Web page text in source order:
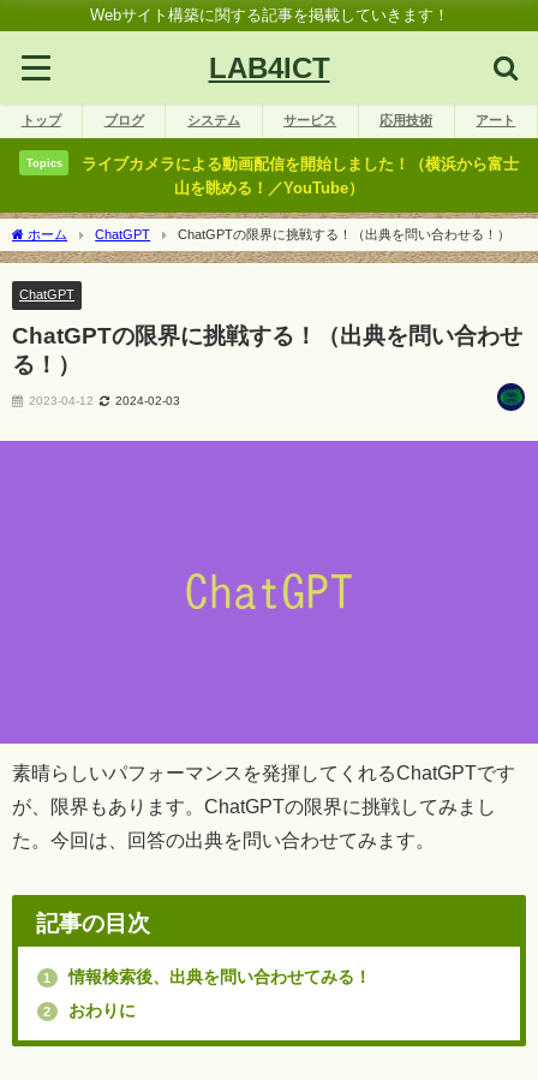
Webサイト構築に関する記事を掲載していきます！
LAB4ICT
トップ ブログ システム サービス 応用技術 アート
Topics
ライブカメラによる動画配信を開始しました！（横浜から富士
山を眺める！／YouTube）
ホーム ChatGPT ChatGPTの限界に挑戦する！（出典を問い合わせる！）
ChatGPT
ChatGPTの限界に挑戦する！（出典を問い合わせ
る！）
2023-04-12 2024-02-03
素晴らしいパフォーマンスを発揮してくれるChatGPTです
が、限界もあります。ChatGPTの限界に挑戦してみまし
た。今回は、回答の出典を問い合わせてみます。
記事の目次
1 情報検索後、出典を問い合わせてみる！
2 おわりに